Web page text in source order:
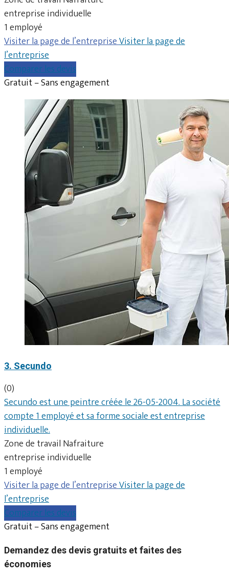
entreprise individuelle
1 employé
Visiter la page de l’entrepriseVisiter la page de
l’entreprise
Comparer les devis
Gratuit – Sans engagement
3. Secundo
(0)
Secundo est une peintre créée le 26-05-2004. La société
compte 1 employé et sa forme sociale est entreprise
individuelle.
Zone de travail Nafraiture
entreprise individuelle
1 employé
Visiter la page de l’entrepriseVisiter la page de
l’entreprise
Comparer les devis
Gratuit – Sans engagement
Demandez des devis gratuits et faites des
économies